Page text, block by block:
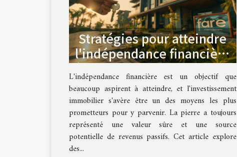
Stratégies pour atteindre
l'indépendance financière
à travers l'investissement
immobilier
L'indépendance financière est un objectif que
beaucoup aspirent à atteindre, et l'investissement
immobilier s'avère être un des moyens les plus
prometteurs pour y parvenir. La pierre a toujours
représenté une valeur sûre et une source
potentielle de revenus passifs. Cet article explore
des...